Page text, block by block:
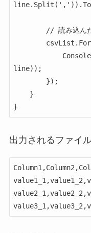
line));
}
出力されるファイ